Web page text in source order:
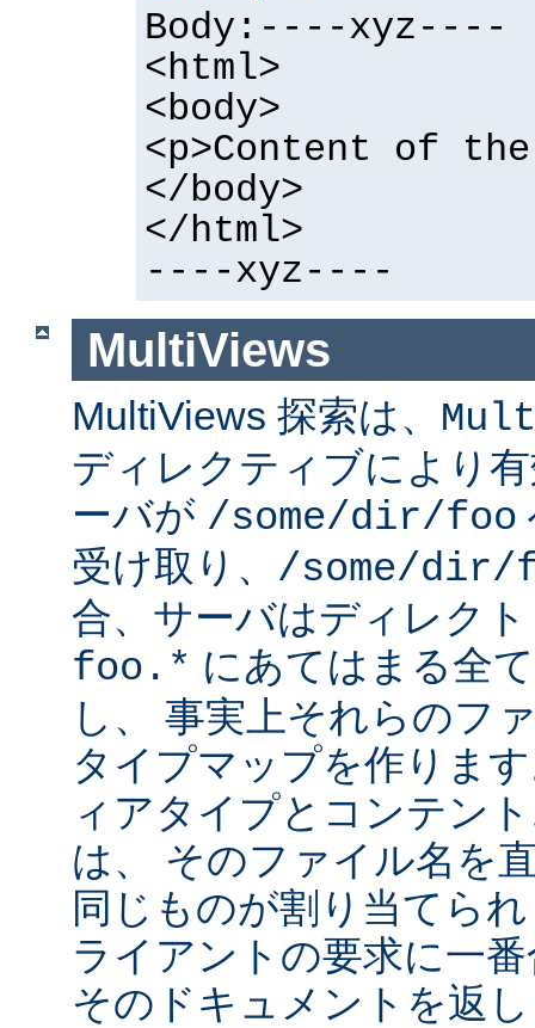
Body:----xyz----
<html>
<body>
<p>Content of
</body>
</html>
----xyz----
MultiViews
MultiViews 探索は、
ディレクティブにより
ーバが /some/dir/foo
受け取り、 /some/dir/
合、サーバはディレク
foo.* にあてはまる全
し、 事実上それらのフ
タイプマップを作りま
ィアタイプとコンテン
は、 そのファイル名を
同じものが割り当てら
ライアントの要求に一
そのドキュメントを返